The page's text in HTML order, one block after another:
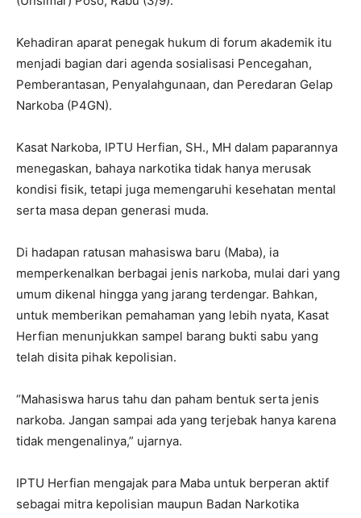
Kehadiran aparat penegak hukum di forum akademik itu
menjadi bagian dari agenda sosialisasi Pencegahan,
Pemberantasan, Penyalahgunaan, dan Peredaran Gelap
Narkoba (P4GN).
Kasat Narkoba, IPTU Herfian, SH., MH dalam paparannya
menegaskan, bahaya narkotika tidak hanya merusak
kondisi fisik, tetapi juga memengaruhi kesehatan mental
serta masa depan generasi muda.
Di hadapan ratusan mahasiswa baru (Maba), ia
memperkenalkan berbagai jenis narkoba, mulai dari yang
umum dikenal hingga yang jarang terdengar. Bahkan,
untuk memberikan pemahaman yang lebih nyata, Kasat
Herfian menunjukkan sampel barang bukti sabu yang
telah disita pihak kepolisian.
“Mahasiswa harus tahu dan paham bentuk serta jenis
narkoba. Jangan sampai ada yang terjebak hanya karena
tidak mengenalinya,” ujarnya.
IPTU Herfian mengajak para Maba untuk berperan aktif
sebagai mitra kepolisian maupun Badan Narkotika